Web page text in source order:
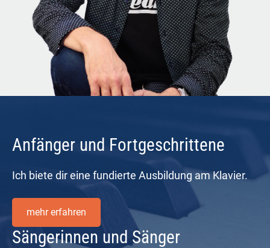
Anfänger und Fortgeschrittene
Ich biete dir eine fundierte Ausbildung am Klavier.
mehr erfahren
Sängerinnen und Sänger